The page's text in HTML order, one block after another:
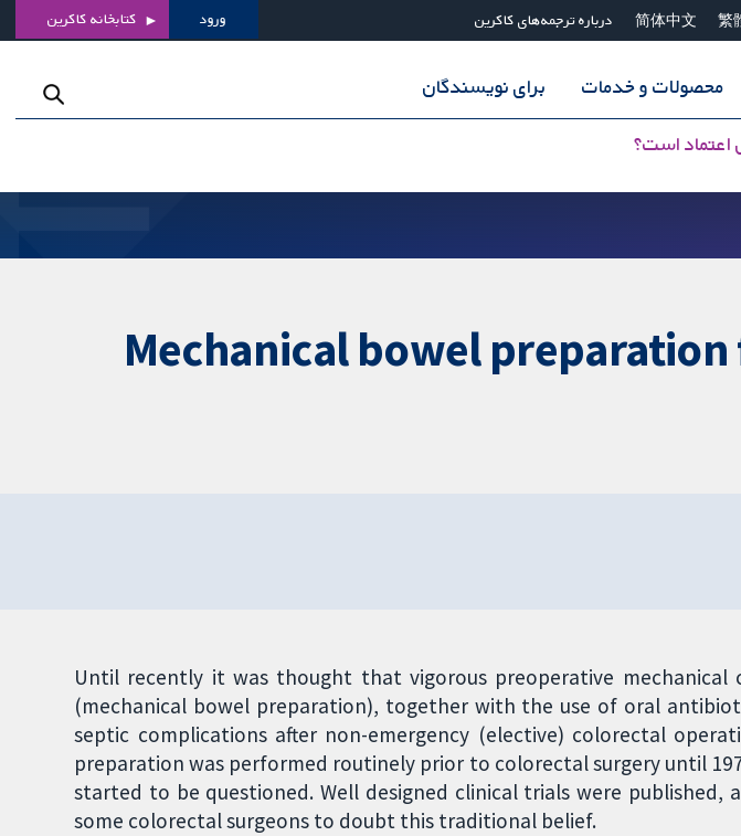
繁
简体中文 درباره ترجمه‌های کاکرین ورود کتابخانه کاکرین
اعتماد است؟
محصولات و خدمات برای نویسندگان
Mechanical bowel
Until recently it was thought that vigorous preoperative mechanical
(mechanical bowel preparation), together with the use of oral
septic complications after non-emergency (elective) colorectal
preparation was performed routinely prior to colorectal surgery until
started to be questioned. Well designed clinical trials were published,
some colorectal surgeons to doubt this traditional belief.